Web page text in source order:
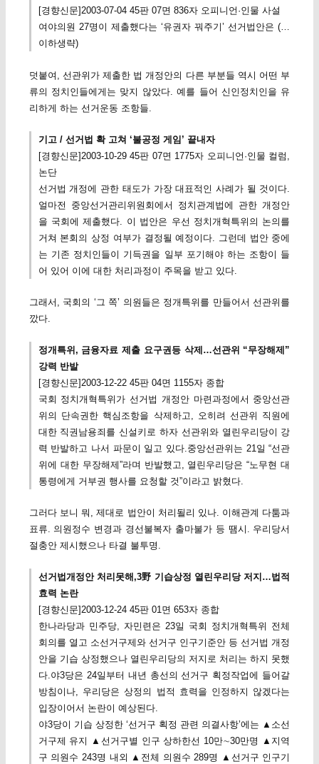
[경향신문]2003-07-04 45판 07면 836자 오피니언·인물 사설
여야의원 27명이 제출했다는 ‘유권자 꿔주기’ 선거법안은 (…
이하생략)
덧붙여, 선관위가 제출한 법 개정안의 다른 부분들 역시 어떤 부
류의 정치인들에게는 맞지 않았다. 예를 들어 신인정치인을 유
리하게 하는 선거운동 조항들.
기고 / 선거법 확 고쳐 ‘불공정 게임’ 끝내자
[경향신문]2003-10-29 45판 07면 1775자 오피니언·인물 컬럼,
논단
선거법 개정에 관한 태도가 가장 대표적인 사례가 될 것이다.
얼마전 중앙선거관리위원회에서 정치관계법에 관한 개정안
을 국회에 제출했다. 이 법안은 우선 정치개혁특위의 논의를
거쳐 본회의 상정 여부가 결정될 예정이다. 그런데 법안 중에
는 기존 정치인들이 기득권을 일부 포기해야 하는 조항이 들
어 있어 이에 대한 처리과정이 주목을 받고 있다.
그래서, 국회의 ‘그 쪽’ 의원들은 정개특위를 만들어서 선관위를
깠다.
정개특위, 금융자료 제출 요구권등 삭제…선관위 “무장해제”
강력 반발
[경향신문]2003-12-22 45판 04면 1155자 종합
국회 정치개혁특위가 선거법 개정안 마련과정에서 중앙선관
위의 단속권한 핵심조항을 삭제하고, 오히려 선관위 직원에
대한 직권남용죄를 신설키로 하자 선관위와 열린우리당이 강
력 반발하고 나서 파문이 일고 있다.중앙선관위는 21일 “선관
위에 대한 무장해제”라며 반발했고, 열린우리당은 “노무현 대
통령에게 거부권 행사를 요청할 것”이라고 밝혔다.
그러다 보니 뭐, 제대로 법안이 처리될리 있나. 이해관계 다툼과
표류. 의원정수 변경과 경선불복자 출마불가 등 땜시. 우리당서
절충안 제시했으나 타결 불투명.
선거법개정안 처리못해,3野 기습상정 열린우리당 저지…법적
효력 논란
[경향신문]2003-12-24 45판 01면 653자 종합
한나라당과 민주당, 자민련은 23일 국회 정치개혁특위 전체
회의를 열고 소선거구제와 선거구 인구기준안 등 선거법 개정
안을 기습 상정했으나 열린우리당의 저지로 처리는 하지 못했
다.야3당은 24일부터 내년 총선의 선거구 획정작업에 들어갈
방침이나, 우리당은 상정의 법적 효력을 인정하지 않겠다는
입장이어서 논란이 예상된다.
야3당이 기습 상정한 ‘선거구 획정 관련 의결사항’에는 ▲소선
거구제 유지 ▲선거구별 인구 상하한선 10만∼30만명 ▲지역
구 의원수 243명 내외 ▲전체 의원수 289명 ▲선거구 인구기